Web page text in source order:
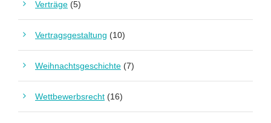
Verträge (5)
Vertragsgestaltung (10)
Weihnachtsgeschichte (7)
Wettbewerbsrecht (16)